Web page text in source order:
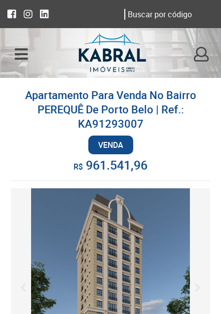
Apartamento Para Venda No Bairro
PEREQUÊ De Porto Belo | Ref.:
KA91293007
VENDA
R$ 961.541,96